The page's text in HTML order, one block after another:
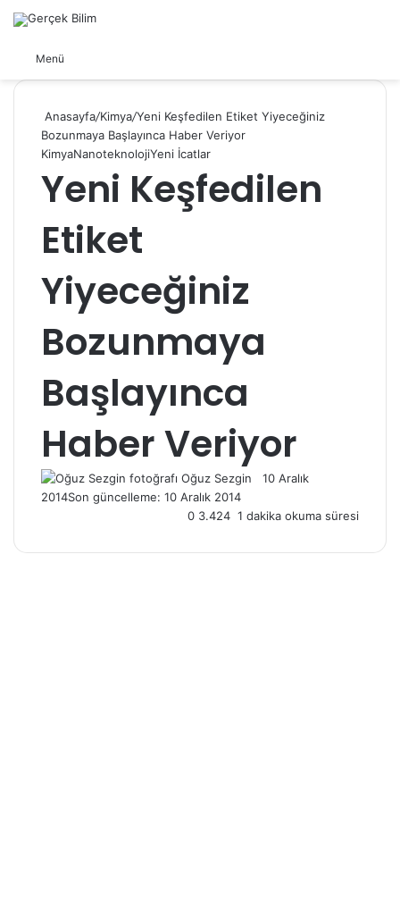
Menü
Anasayfa/Kimya/Yeni Keşfedilen Etiket Yiyeceğiniz
Bozunmaya Başlayınca Haber Veriyor
KimyaNanoteknolojiYeni İcatlar
Yeni Keşfedilen
Etiket
Yiyeceğiniz
Bozunmaya
Başlayınca
Haber Veriyor
Oğuz Sezgin
Follow
X
Bir
posta
10 Aralık
2014Son güncelleme: 10 Aralık 2014
0 3.424 1 dakika okuma süresi